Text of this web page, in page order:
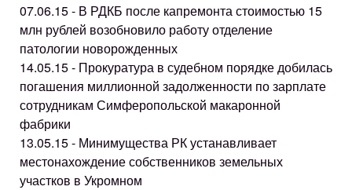
07.06.15 - В РДКБ после капремонта стоимостью 15
млн рублей возобновило работу отделение
патологии новорожденных
14.05.15 - Прокуратура в судебном порядке добилась
погашения миллионной задолженности по зарплате
сотрудникам Симферопольской макаронной
фабрики
13.05.15 - Минимущества РК устанавливает
местонахождение собственников земельных
участков в Укромном